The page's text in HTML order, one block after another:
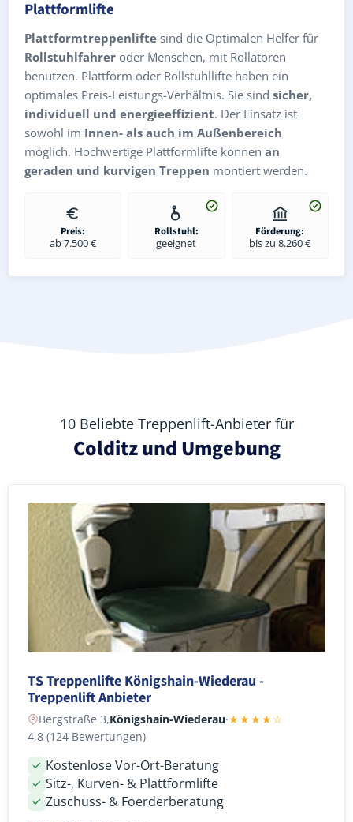
Plattformlifte
Plattformtreppenlifte sind die Optimalen Helfer für
Rollstuhlfahrer oder Menschen, mit Rollatoren
benutzen. Plattform oder Rollstuhllifte haben ein
optimales Preis-Leistungs-Verhältnis. Sie sind sicher,
individuell und energieeffizient. Der Einsatz ist
sowohl im Innen- als auch im Außenbereich
möglich. Hochwertige Plattformlifte können an
geraden und kurvigen Treppen montiert werden.
Preis:
ab 7.500 €
Rollstuhl:
geeignet
Förderung:
bis zu 8.260 €
10 Beliebte Treppenlift-Anbieter für
Colditz und Umgebung
TS Treppenlifte Königshain-Wiederau -
Treppenlift Anbieter
Bergstraße 3,Königshain-Wiederau·★★★★☆
4,8 (124 Bewertungen)
Kostenlose Vor-Ort-Beratung
Sitz-, Kurven- & Plattformlifte
Zuschuss- & Foerderberatung